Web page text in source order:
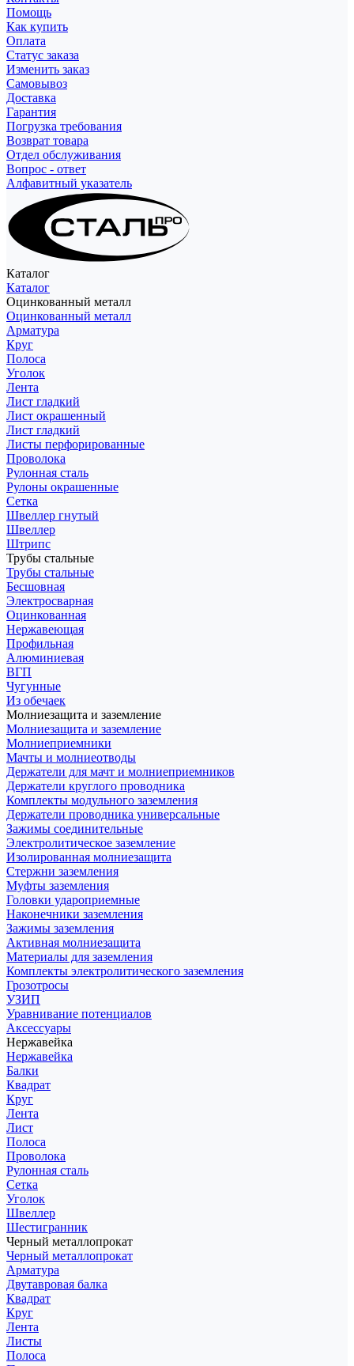
Помощь
Как купить
Оплата
Статус заказа
Изменить заказ
Самовывоз
Доставка
Гарантия
Погрузка требования
Возврат товара
Отдел обслуживания
Вопрос - ответ
Алфавитный указатель
Каталог
Каталог
Оцинкованный металл
Оцинкованный металл
Арматура
Круг
Полоса
Уголок
Лента
Лист гладкий
Лист окрашенный
Лист гладкий
Листы перфорированные
Проволока
Рулонная сталь
Рулоны окрашенные
Сетка
Швеллер гнутый
Швеллер
Штрипс
Трубы стальные
Трубы стальные
Бесшовная
Электросварная
Оцинкованная
Нержавеющая
Профильная
Алюминиевая
ВГП
Чугунные
Из обечаек
Молниезащита и заземление
Молниезащита и заземление
Молниеприемники
Мачты и молниеотводы
Держатели для мачт и молниеприемников
Держатели круглого проводника
Комплекты модульного заземления
Держатели проводника универсальные
Зажимы соединительные
Электролитическое заземление
Изолированная молниезащита
Стержни заземления
Муфты заземления
Головки удароприемные
Наконечники заземления
Зажимы заземления
Активная молниезащита
Материалы для заземления
Комплекты электролитического заземления
Грозотросы
УЗИП
Уравнивание потенциалов
Аксессуары
Нержавейка
Нержавейка
Балки
Квадрат
Круг
Лента
Лист
Полоса
Проволока
Рулонная сталь
Сетка
Уголок
Швеллер
Шестигранник
Черный металлопрокат
Черный металлопрокат
Арматура
Двутавровая балка
Квадрат
Круг
Лента
Листы
Полоса